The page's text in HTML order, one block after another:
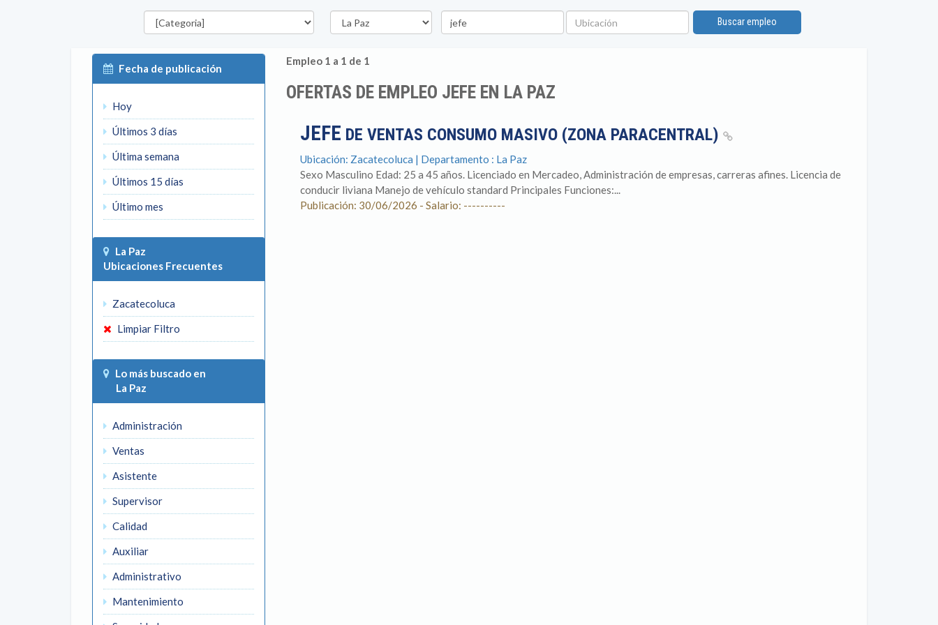
Categorías Departamento
Palabra
clave
Ubicación
Buscar empleo
Fecha de publicación
Hoy
Últimos 3 días
Última semana
Últimos 15 días
Último mes
La Paz
Ubicaciones Frecuentes
Zacatecoluca
Limpiar Filtro
Lo más buscado en
La Paz
Administración
Ventas
Asistente
Supervisor
Calidad
Auxiliar
Administrativo
Mantenimiento
Empleo 1 a 1 de 1
OFERTAS DE EMPLEO JEFE EN LA PAZ
JEFE DE VENTAS CONSUMO MASIVO (ZONA PARACENTRAL)
Ubicación: Zacatecoluca | Departamento : La Paz
Sexo Masculino Edad: 25 a 45 años. Licenciado en Mercadeo, Administración de empresas, carreras afines. Licencia de
conducir liviana Manejo de vehículo standard Principales Funciones:...
Publicación: 30/06/2026 - Salario: ----------